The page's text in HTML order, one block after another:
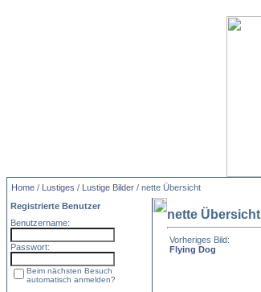
Home / Lustiges / Lustige Bilder / nette Übersicht
Registrierte Benutzer
Benutzername:
Passwort:
Beim nächsten Besuch
automatisch anmelden?
nette Übersicht
Vorheriges Bild:
Flying Dog